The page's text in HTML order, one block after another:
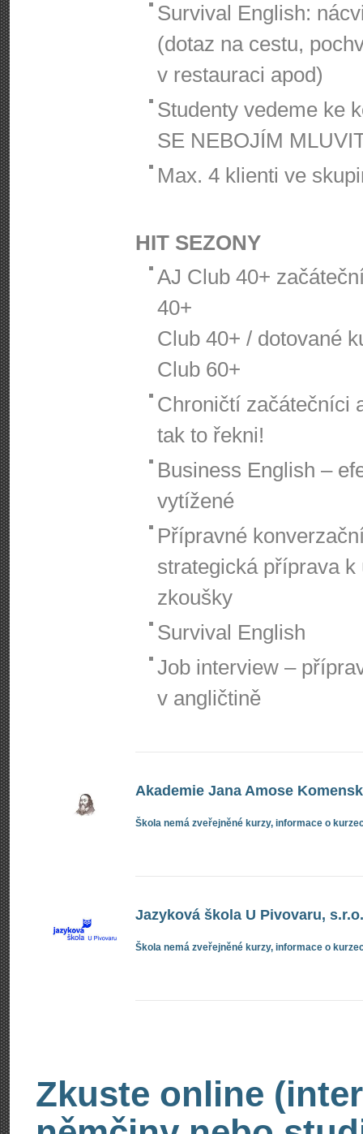
Survival English:
(dotaz na cestu,
v restauraci apod)
Studenty vedeme ke
SE NEBOJÍM
Max. 4 klienti ve
HIT SEZONY
AJ Club 40+
40+
Club 40+ / dotované
Club 60+
Chroničtí začátečníci
tak to řekni!
Business English –
vytížené
Přípravné
strategická příprava
zkoušky
Survival English
Job interview –
v angličtině
Akademie Jana Amose
Škola nemá zveřejněné kurzy, informace o
Jazyková škola U Pivovaru, s.r.o.
Škola nemá zveřejněné kurzy, informace o
Zkuste online